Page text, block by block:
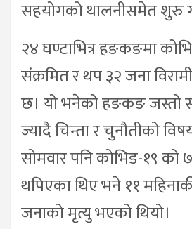
सहयोगको थालनीसमेत शुरु
२४ घण्टाभित्र हङकङमा
संक्रमित र थप ३२ जना
छ। यो भनेको हङकङ जस्तो
ज्यादै चिन्ता र चुनौतीको
सोमवार पनि कोभिड-१९
थपिएका थिए भने ११
जनाको मृत्यु भएको थियो।